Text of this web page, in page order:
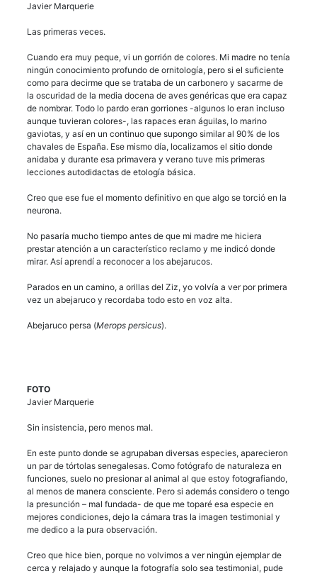
Javier Marquerie
Las primeras veces.
Cuando era muy peque, vi un gorrión de colores. Mi madre no tenía
ningún conocimiento profundo de ornitología, pero si el suficiente
como para decirme que se trataba de un carbonero y sacarme de
la oscuridad de la media docena de aves genéricas que era capaz
de nombrar. Todo lo pardo eran gorriones -algunos lo eran incluso
aunque tuvieran colores-, las rapaces eran águilas, lo marino
gaviotas, y así en un continuo que supongo similar al 90% de los
chavales de España. Ese mismo día, localizamos el sitio donde
anidaba y durante esa primavera y verano tuve mis primeras
lecciones autodidactas de etología básica.
Creo que ese fue el momento definitivo en que algo se torció en la
neurona.
No pasaría mucho tiempo antes de que mi madre me hiciera
prestar atención a un característico reclamo y me indicó donde
mirar. Así aprendí a reconocer a los abejarucos.
Parados en un camino, a orillas del Ziz, yo volvía a ver por primera
vez un abejaruco y recordaba todo esto en voz alta.
Abejaruco persa (Merops persicus).
FOTO
Javier Marquerie
Sin insistencia, pero menos mal.
En este punto donde se agrupaban diversas especies, aparecieron
un par de tórtolas senegalesas. Como fotógrafo de naturaleza en
funciones, suelo no presionar al animal al que estoy fotografiando,
al menos de manera consciente. Pero si además considero o tengo
la presunción – mal fundada- de que me toparé esa especie en
mejores condiciones, dejo la cámara tras la imagen testimonial y
me dedico a la pura observación.
Creo que hice bien, porque no volvimos a ver ningún ejemplar de
cerca y relajado y aunque la fotografía solo sea testimonial, pude